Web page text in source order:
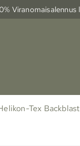
Tex